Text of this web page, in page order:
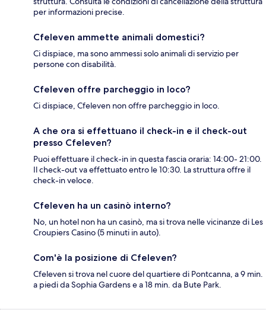
per informazioni precise.
Cfeleven ammette animali domestici?
Ci dispiace, ma sono ammessi solo animali di servizio per
persone con disabilità.
Cfeleven offre parcheggio in loco?
Ci dispiace, Cfeleven non offre parcheggio in loco.
A che ora si effettuano il check-in e il check-out
presso Cfeleven?
Puoi effettuare il check-in in questa fascia oraria: 14:00- 21:00.
Il check-out va effettuato entro le 10:30. La struttura offre il
check-in veloce.
Cfeleven ha un casinò interno?
No, un hotel non ha un casinò, ma si trova nelle vicinanze di Les
Croupiers Casino (5 minuti in auto).
Com'è la posizione di Cfeleven?
Cfeleven si trova nel cuore del quartiere di Pontcanna, a 9 min.
a piedi da Sophia Gardens e a 18 min. da Bute Park.